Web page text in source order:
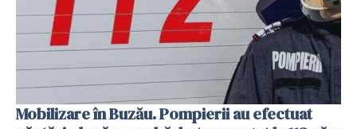
Mobilizare în Buzău. Pompierii au efectuat